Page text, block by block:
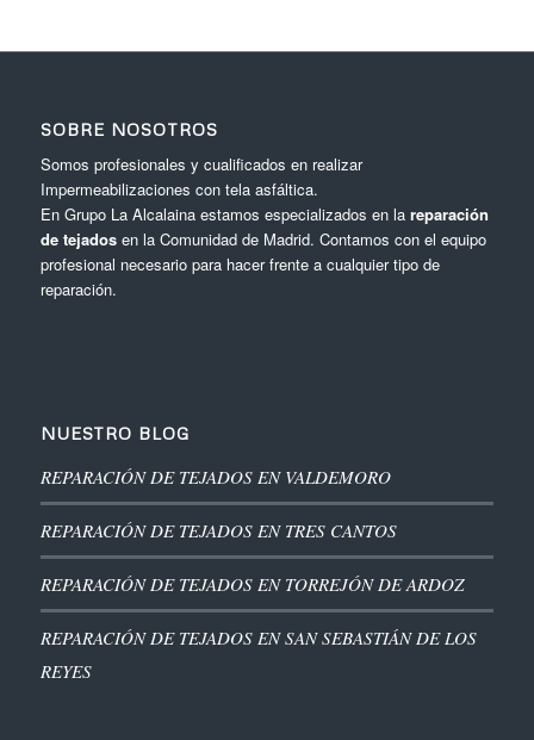
SOBRE NOSOTROS
Somos profesionales y cualificados en realizar
Impermeabilizaciones con tela asfáltica.
En Grupo La Alcalaina estamos especializados en la reparación
de tejadosen la Comunidad de Madrid. Contamos con el equipo
profesional necesario para hacer frente a cualquier tipo de
reparación.
NUESTRO BLOG
REPARACIÓN DE TEJADOS EN VALDEMORO
REPARACIÓN DE TEJADOS EN TRES CANTOS
REPARACIÓN DE TEJADOS EN TORREJÓN DE ARDOZ
REPARACIÓN DE TEJADOS EN SAN SEBASTIÁN DE LOS
REYES